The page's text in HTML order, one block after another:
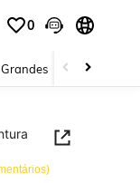
0
Joias e